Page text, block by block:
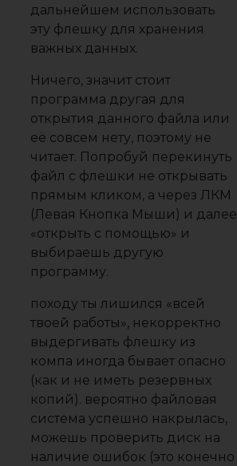
дальнейшем использовать
эту флешку для хранения
важных данных.
Ничего, значит стоит
программа другая для
открытия данного файла или
её совсем нету, поэтому не
читает. Попробуй перекинуть
файл с флешки не открывать
прямым кликом, а через ЛКМ
(Левая Кнопка Мыши) и далее
«открыть с помощью» и
выбираешь другую
программу.
походу ты лишился «всей
твоей работы», некорректно
выдергивать флешку из
компа иногда бывает опасно
(как и не иметь резервных
копий). вероятно файловая
система успешно накрылась,
можешь проверить диск на
наличие ошибок (это конечно